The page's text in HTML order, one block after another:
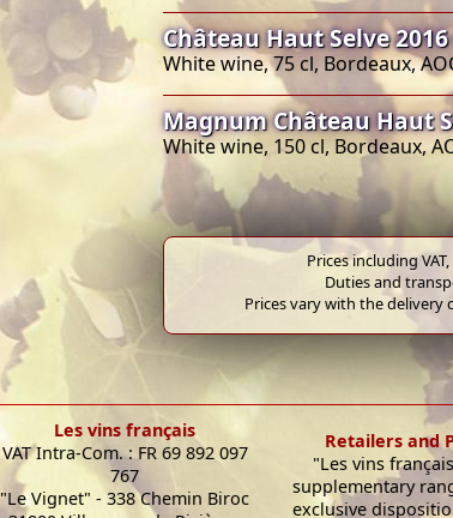
Château Haut Selve
White wine, 75 cl, Bordeaux,
Magnum Château Haut
White wine, 150 cl, Bordeaux,
Prices including
Duties and
Prices vary with the delivery
Les vins français
VAT Intra-Com. : FR 69 892 097
767
"Le Vignet" - 338 Chemin Biroc
Retailers and
"Les vins
supplementary
exclusive